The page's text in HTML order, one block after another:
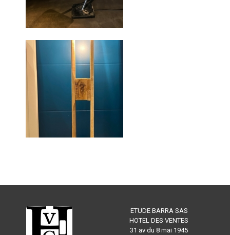
ETUDE BARRA SAS
HOTEL DES VENTES
31 av du 8 mai 1945